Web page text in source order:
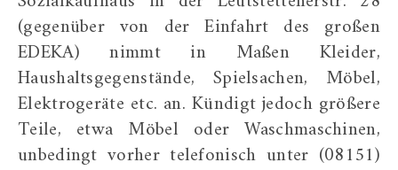
(gegenüber von der Einfahrt des großen
EDEKA) nimmt in Maßen Kleider,
Haushaltsgegenstände, Spielsachen, Möbel,
Elektrogeräte etc. an. Kündigt jedoch größere
Teile, etwa Möbel oder Waschmaschinen,
unbedingt vorher telefonisch unter (08151)